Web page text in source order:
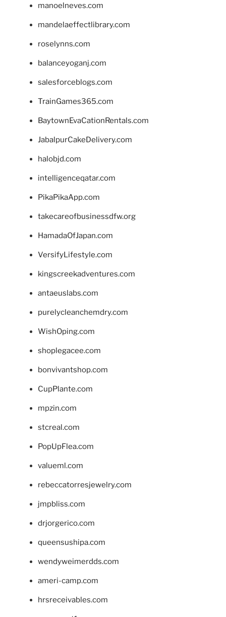
manoelneves.com
mandelaeffectlibrary.com
roselynns.com
balanceyoganj.com
salesforceblogs.com
TrainGames365.com
BaytownEvaCationRentals.com
JabalpurCakeDelivery.com
halobjd.com
intelligenceqatar.com
PikaPikaApp.com
takecareofbusinessdfw.org
HamadaOfJapan.com
VersifyLifestyle.com
kingscreekadventures.com
antaeuslabs.com
purelycleanchemdry.com
WishOping.com
shoplegacee.com
bonvivantshop.com
CupPlante.com
mpzin.com
stcreal.com
PopUpFlea.com
valueml.com
rebeccatorresjewelry.com
jmpbliss.com
drjorgerico.com
queensushipa.com
wendyweimerdds.com
ameri-camp.com
hrsreceivables.com